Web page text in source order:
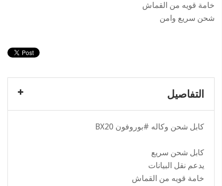
خامة قويه من القماش
شحن سريع وامن
التفاصيل
كابل شحن وكاله #بوروفون
كابل شحن سريع
يدعم نقل البيانات
خامة قويه من القماش